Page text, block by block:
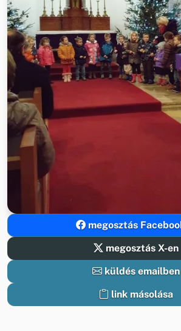
megosztás
megosztás X-en
küldés emailben
link másolása